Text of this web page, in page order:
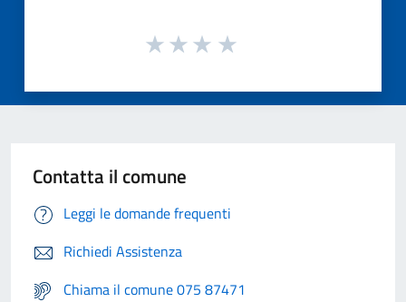
Contatta il comune
Leggi le domande frequenti
Richiedi Assistenza
Chiama il comune 075 87471